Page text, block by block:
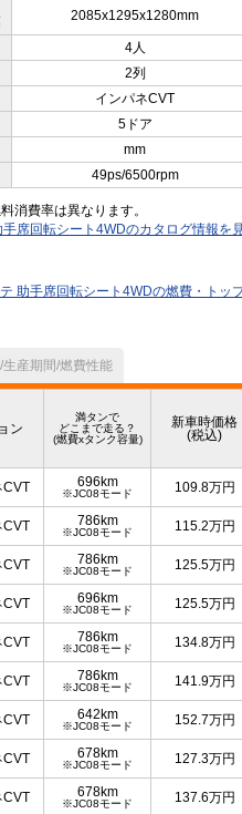
2085x1295x1280mm
4人
2列
インパネCVT
5ドア
mm
49ps/6500rpm
消費率は異なります。
席回転シート4WDのカタログ情報を
助手席回転シート4WDの燃費・トッ
産期間/燃費性能
ン
満タンで
どこまで走る？
(燃費xタンク容量)
新車時価格
(税込)
CVT 696km
※JC08モード 109.8万円
CVT 786km
※JC08モード 115.2万円
CVT 786km
※JC08モード 125.5万円
CVT 696km
※JC08モード 125.5万円
CVT 786km
※JC08モード 134.8万円
CVT 786km
※JC08モード 141.9万円
CVT 642km
※JC08モード 152.7万円
CVT 678km
※JC08モード 127.3万円
CVT 678km
※JC08モード 137.6万円